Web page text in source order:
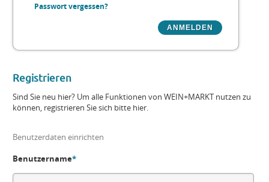
Passwort vergessen?
Registrieren
Sind Sie neu hier? Um alle Funktionen von WEIN+MARKT nutzen zu
können, registrieren Sie sich bitte hier.
Benutzerdaten einrichten
Benutzername*